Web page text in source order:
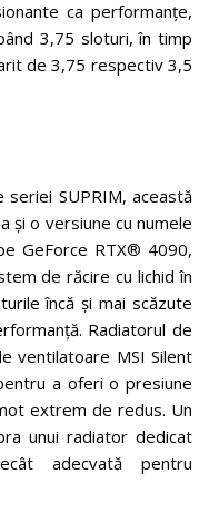
ca performanțe,
3,75 sloturi, în timp
de 3,75 respectiv 3,5
seriei SUPRIM, această
și o versiune cu numele
GeForce RTX® 4090,
de răcire cu lichid în
încă și mai scăzute
Radiatorul de
ventilatoare MSI Silent
a oferi o presiune
extrem de redus. Un
unui radiator dedicat
adecvată pentru